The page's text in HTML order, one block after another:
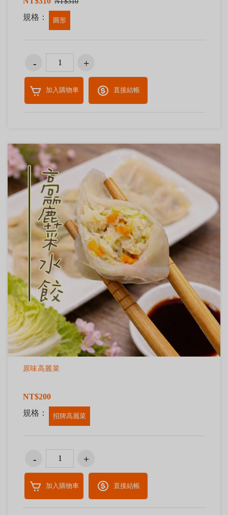
規格： 圓形
加入購物車 直接結帳
原味高麗菜
NT$200
規格：
招牌高麗菜
加入購物車 直接結帳